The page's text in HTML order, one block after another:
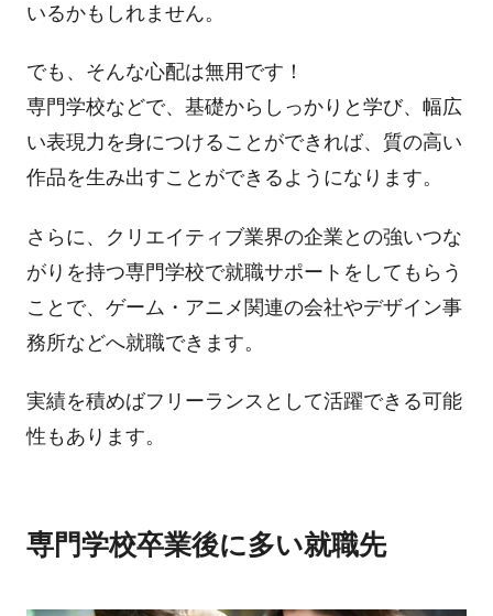
いるかもしれません。
でも、そんな心配は無用です！
専門学校などで、基礎からしっかりと学び、幅広
い表現力を身につけることができれば、質の高い
作品を生み出すことができるようになります。
さらに、クリエイティブ業界の企業との強いつな
がりを持つ専門学校で就職サポートをしてもらう
ことで、ゲーム・アニメ関連の会社やデザイン事
務所などへ就職できます。
実績を積めばフリーランスとして活躍できる可能
性もあります。
専門学校卒業後に多い就職先